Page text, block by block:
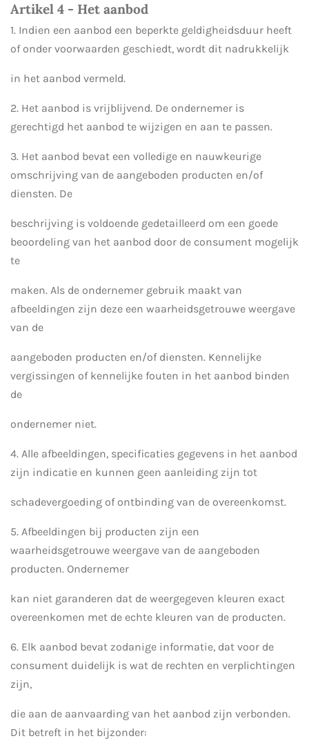
Artikel 4 - Het aanbod
1. Indien een aanbod een beperkte geldigheidsduur heeft
of onder voorwaarden geschiedt, wordt dit nadrukkelijk
in het aanbod vermeld.
2. Het aanbod is vrijblijvend. De ondernemer is
gerechtigd het aanbod te wijzigen en aan te passen.
3. Het aanbod bevat een volledige en nauwkeurige
omschrijving van de aangeboden producten en/of
diensten. De
beschrijving is voldoende gedetailleerd om een goede
beoordeling van het aanbod door de consument mogelijk
te
maken. Als de ondernemer gebruik maakt van
afbeeldingen zijn deze een waarheidsgetrouwe weergave
van de
aangeboden producten en/of diensten. Kennelijke
vergissingen of kennelijke fouten in het aanbod binden
de
ondernemer niet.
4. Alle afbeeldingen, specificaties gegevens in het aanbod
zijn indicatie en kunnen geen aanleiding zijn tot
schadevergoeding of ontbinding van de overeenkomst.
5. Afbeeldingen bij producten zijn een
waarheidsgetrouwe weergave van de aangeboden
producten. Ondernemer
kan niet garanderen dat de weergegeven kleuren exact
overeenkomen met de echte kleuren van de producten.
6. Elk aanbod bevat zodanige informatie, dat voor de
consument duidelijk is wat de rechten en verplichtingen
zijn,
die aan de aanvaarding van het aanbod zijn verbonden.
Dit betreft in het bijzonder: